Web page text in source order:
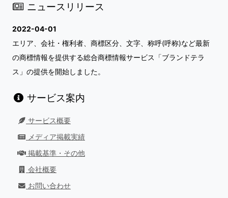
ニュースリリース
2022-04-01
エリア、会社・権利者、商標区分、文字、称呼(呼称)など最新
の商標情報を提供する総合商標情報サービス「ブランドテラ
ス」の提供を開始しました。
サービス案内
サービス概要
メディア掲載実績
掲載基準・その他
会社概要
お問い合わせ